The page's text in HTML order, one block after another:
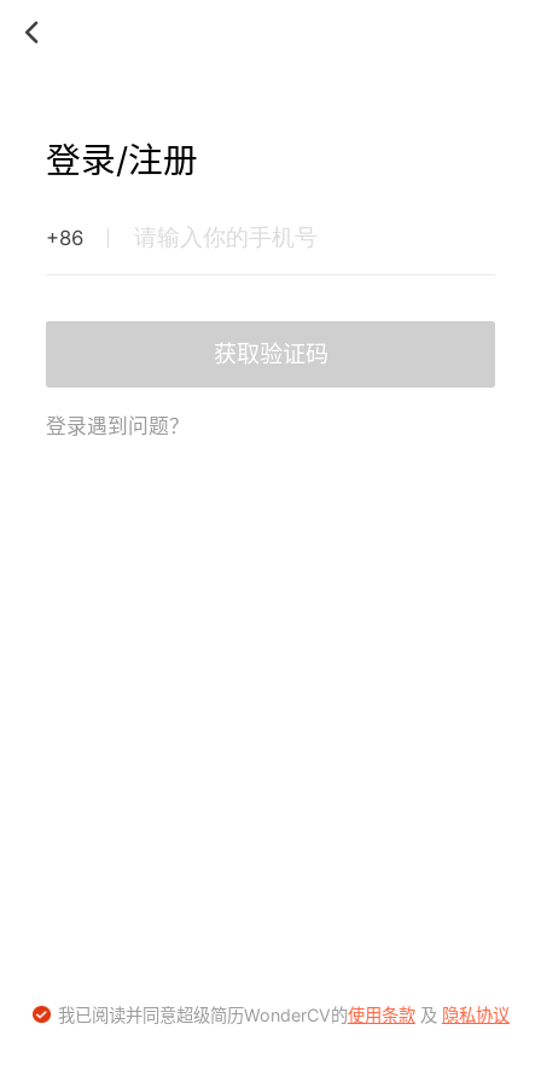
登录/注册
+86
获取验证码
登录遇到问题？
我已阅读并同意超级简历WonderCV的使用条款及 隐私协议